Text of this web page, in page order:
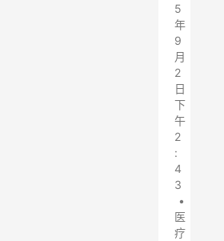
5
年
9
月
2
日
下
午
2
:
4
3
•
医
疗